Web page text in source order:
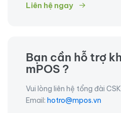
Liên hệ ngay
Bạn cần hỗ trợ
mPOS ?
Vui lòng liên hệ tổng đài
Email: hotro@mpos.vn